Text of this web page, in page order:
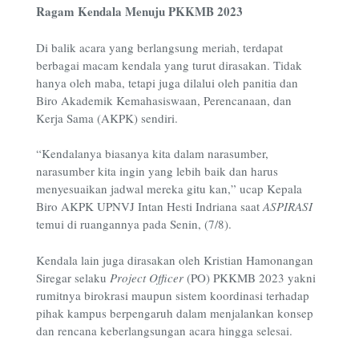
Ragam Kendala Menuju PKKMB 2023
Di balik acara yang berlangsung meriah, terdapat
berbagai macam kendala yang turut dirasakan. Tidak
hanya oleh maba, tetapi juga dilalui oleh panitia dan
Biro Akademik Kemahasiswaan, Perencanaan, dan
Kerja Sama (AKPK) sendiri.
“Kendalanya biasanya kita dalam narasumber,
narasumber kita ingin yang lebih baik dan harus
menyesuaikan jadwal mereka gitu kan,” ucap Kepala
Biro AKPK UPNVJ Intan Hesti Indriana saatASPIRASI
temui di ruangannya pada Senin, (7/8).
Kendala lain juga dirasakan oleh Kristian Hamonangan
Siregar selaku Project Officer (PO) PKKMB 2023 yakni
rumitnya birokrasi maupun sistem koordinasi terhadap
pihak kampus berpengaruh dalam menjalankan konsep
dan rencana keberlangsungan acara hingga selesai.